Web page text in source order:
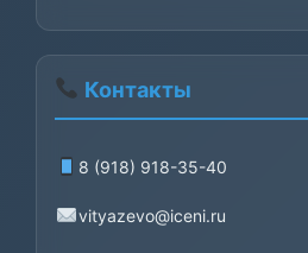
Контакты
8 (918) 918-35-40
vityazevo@iceni.ru